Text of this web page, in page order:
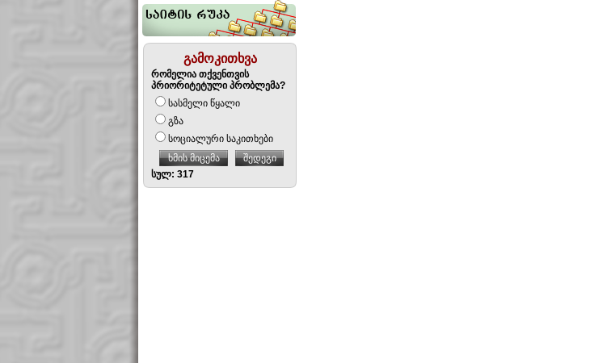
გამოკითხვა
რომელია თქვენთვის
პრიორიტეტული პრობლემა?
სასმელი წყალი
გზა
სოციალური საკითხები
ხმის მიცემა
შედეგი
სულ: 317